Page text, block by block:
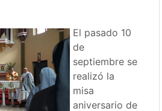
El pasado 10
de
septiembre se
realizó la
misa
aniversario de